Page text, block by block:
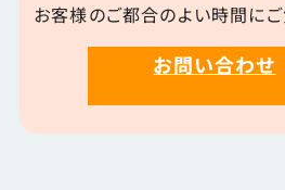
お客様のご都合のよい時間にご
お問い合わせ